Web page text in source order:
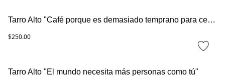
Tarro Alto "Café porque es demasiado temprano para cerveza"
$250.00
Tarro Alto "El mundo necesita más personas como tú"